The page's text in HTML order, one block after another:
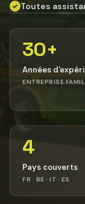
✓ Toutes
30+
Années
ENTREPRISE
4
Pays couverts
FR · BE · IT · ES